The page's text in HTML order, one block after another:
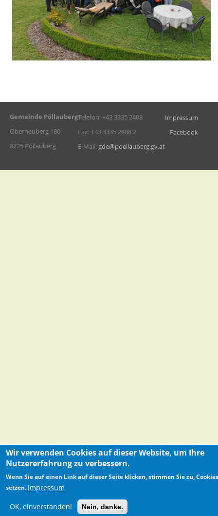
Gemeinde Pöllauberg
Oberneuberg 180
8225 Pöllauberg
Telefon: +43 3335 2408
Fax: +43 3335 2408 2
E-Mail: gde@poellauberg.gv.at
Impressum
Facebook
Wir verwenden Cookies auf dieser Website, um Ihre
Nutzererfahrung zu verbessern.
Wenn Sie auf einen Link auf dieser Seite klicken, stimmen Sie zu,
setzen. Impressum
OK, einverstanden! Nein, danke.